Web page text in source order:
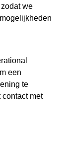
we
een
te
met